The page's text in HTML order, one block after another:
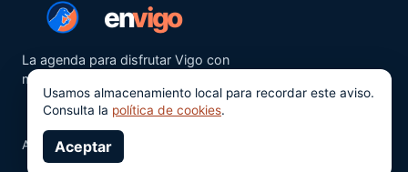
envigo
La agenda para disfrutar Vigo con
más ganas.
Aviso legalPrivacidad
Usamos almacenamiento local para recordar este aviso.
Consulta la política de cookies.
Aceptar